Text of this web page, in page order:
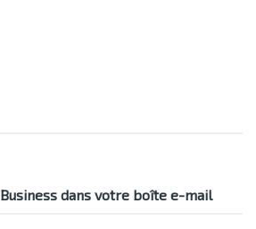
Business dans votre boîte e-mail